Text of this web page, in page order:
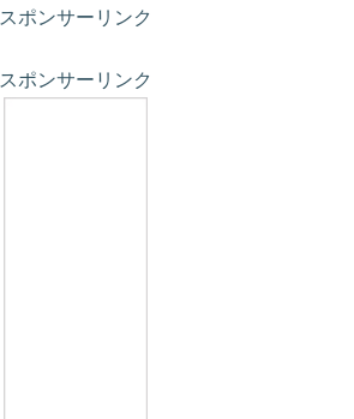
スポンサーリンク
スポンサーリンク